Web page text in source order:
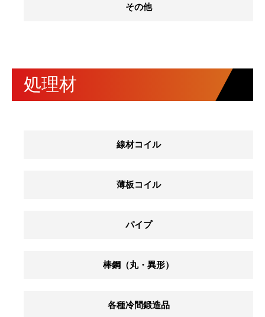
その他
処理材
線材コイル
薄板コイル
パイプ
棒鋼（丸・異形）
各種冷間鍛造品